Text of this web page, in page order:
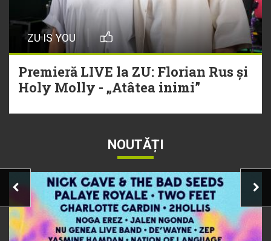
ZU IS YOU
Premieră LIVE la ZU: Florian Rus și
Holy Molly - „Atâtea inimi”
NOUTĂȚI